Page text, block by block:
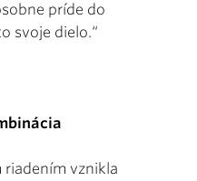
príde do
svoje dielo.“
riadením vznikla